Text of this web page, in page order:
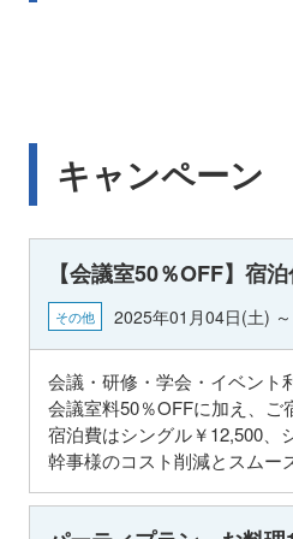
キャンペーン
【会議室50％OFF】宿
その他 2025年01月04日(土)
会議・研修・学会・イベント
会議室料50％OFFに加え、ご
宿泊費はシングル￥12,500、